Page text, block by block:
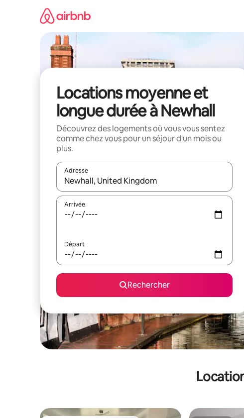
Locations moyenne et
longue durée à Newhall
Découvrez des logements où vous vous sentez
comme chez vous pour un séjour d'un mois ou
plus.
Adresse
Lorsque les résultats s'affichent, utilisez les flèches
Arrivée
Départ
Rechercher